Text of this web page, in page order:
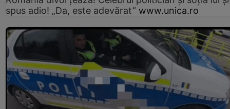
spus adio! „Da, este adevărat” www.unica.ro